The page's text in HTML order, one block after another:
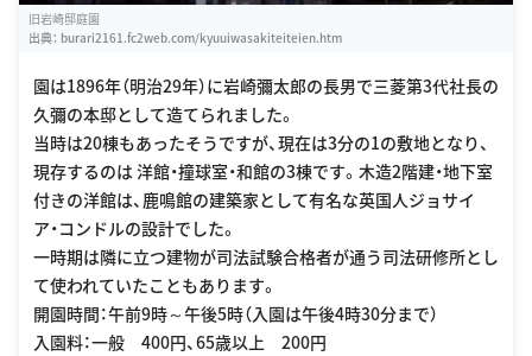
旧岩崎邸庭園
出典： burari2161.fc2web.com/kyuuiwasakiteiteien.htm
園は1896年（明治29年）に岩崎彌太郎の長男で三菱第3代社長の
久彌の本邸として造てられました。
当時は20棟もあったそうですが、現在は3分の1の敷地となり、
現存するのは 洋館・撞球室・和館の3棟です。木造2階建・地下室
付きの洋館は、鹿鳴館の建築家として有名な英国人ジョサイ
ア・コンドルの設計でした。
一時期は隣に立つ建物が司法試験合格者が通う司法研修所とし
て使われていたこともあります。
開園時間：午前9時～午後5時（入園は午後4時30分まで）
入園料：一般 400円、65歳以上 200円